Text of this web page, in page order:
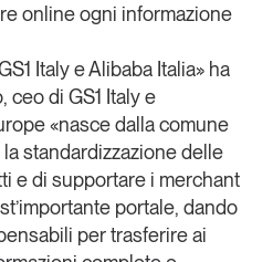
GS1 Italy che racconta in
e le sfide del largo
a professionisti e
online ogni informazione
Italy e Alibaba Italia» ha
, ceo di GS1 Italy e
«nasce dalla comune
standardizzazione delle
e di supportare i merchant
portale, dando
per trasferire ai